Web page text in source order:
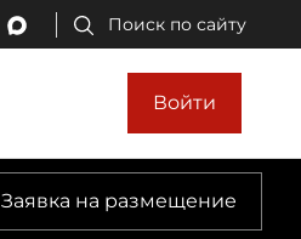
Поиск по сайту
Войти
Заявка на размещение